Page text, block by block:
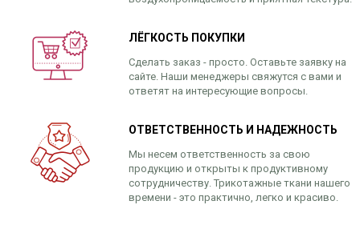
ЛЁГКОСТЬ ПОКУПКИ
Сделать заказ - просто. Оставьте заявку на
сайте. Наши менеджеры свяжутся с вами и
ответят на интересующие вопросы.
ОТВЕТСТВЕННОСТЬ И НАДЕЖНОСТЬ
Мы несем ответственность за свою
продукцию и открыты к продуктивному
сотрудничеству. Трикотажные ткани нашего
времени - это практично, легко и красиво.